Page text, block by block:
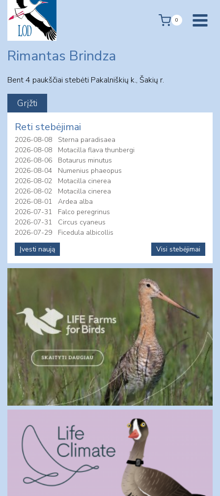
content
0
Rimantas Brindza
Bent 4 paukščiai stebėti Pakalniškių k., Šakių r.
Reti stebėjimai
2026-08-08
Sterna paradisaea
2026-08-08
Motacilla flava thunbergi
2026-08-06
Botaurus minutus
2026-08-04
Numenius phaeopus
2026-08-02
Motacilla cinerea
2026-08-02
Motacilla cinerea
2026-08-01
Ardea alba
2026-07-31
Falco peregrinus
2026-07-31
Circus cyaneus
2026-07-29
Ficedula albicollis
Įvesti naują
Visi stebėjimai